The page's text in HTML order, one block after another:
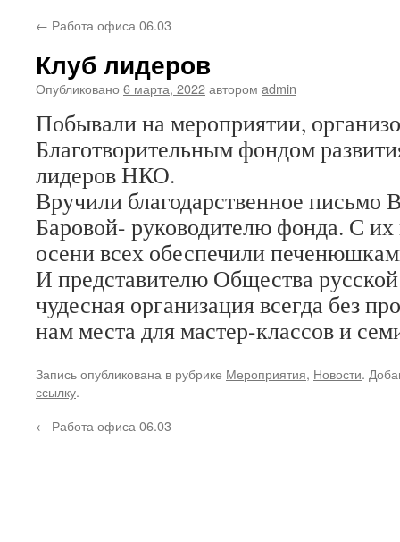
← Работа офиса 06.03
Клуб лидеров
Опубликовано 6 марта, 2022автором admin
Побывали на мероприятии,
Благотворительным фондом
лидеров НКО.
Вручили благодарственное письмо
Баровой- руководителю фонда. С
осени всех обеспечили
И представителю Общества
чудесная организация всегда без
нам места для мастер-классов и
Запись опубликована в рубрике Мероприятия, Новости.
ссылку.
← Работа офиса 06.03